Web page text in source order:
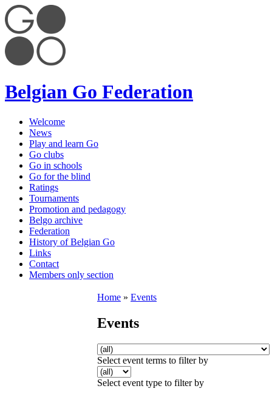
Belgian Go Federation
Welcome
News
Play and learn Go
Go clubs
Go in schools
Go for the blind
Ratings
Tournaments
Promotion and pedagogy
Belgo archive
Federation
History of Belgian Go
Links
Contact
Members only section
Home » Events
Events
Select event terms to filter by
Select event type to filter by